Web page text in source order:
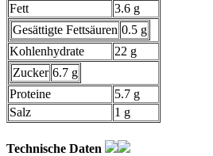
Fett
3.6 g
Gesättigte Fettsäuren 0.5 g
Kohlenhydrate
22 g
Zucker 6.7 g
Proteine
5.7 g
Salz
1 g
Technische Daten